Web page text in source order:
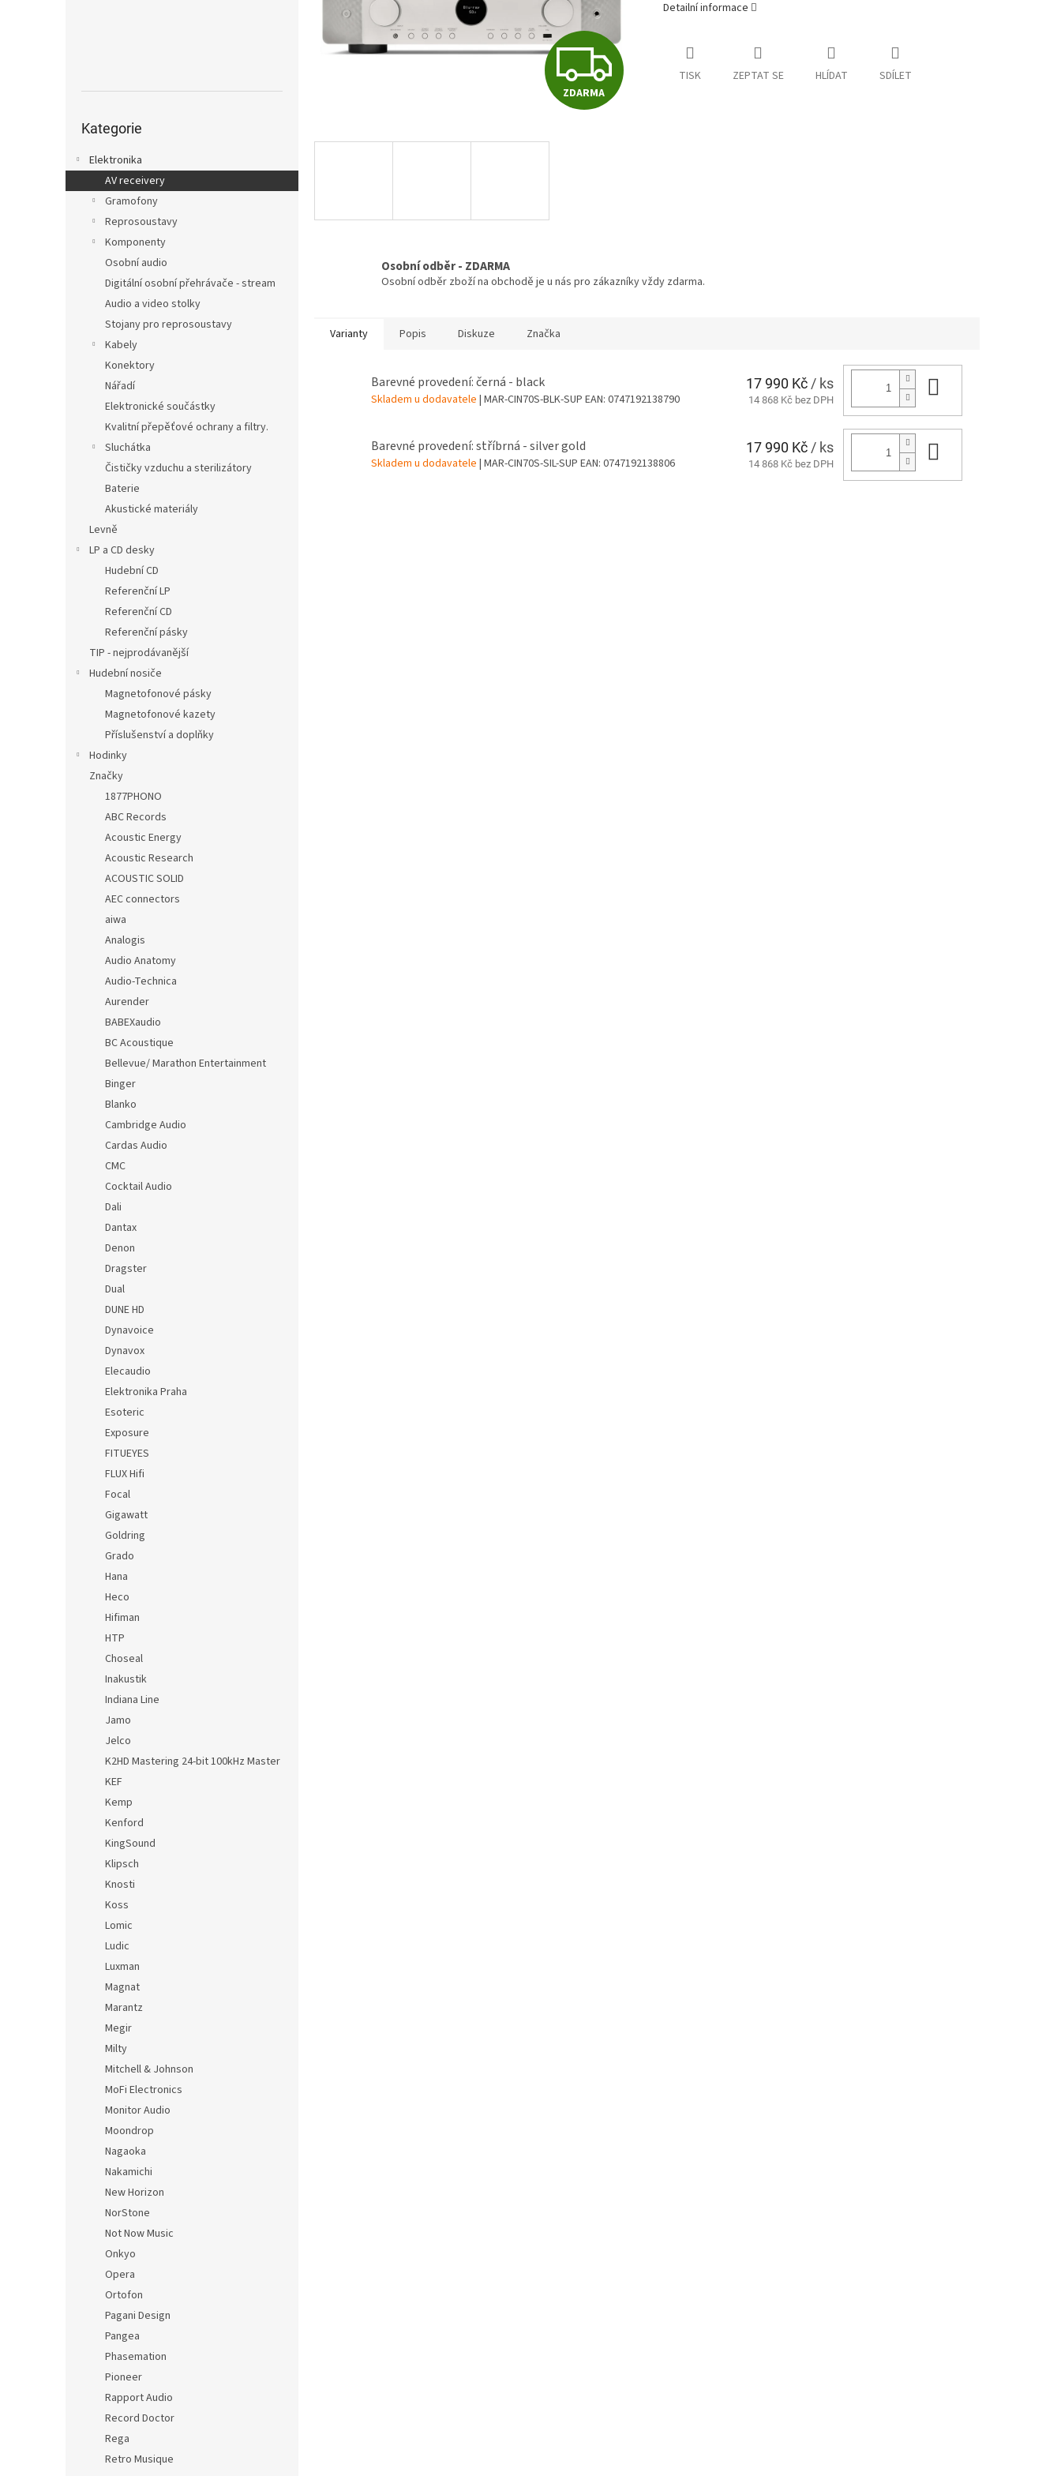
kategorie
Kategorie
Elektronika
AV receivery
Gramofony
Reprosoustavy
Komponenty
Osobní audio
Digitální osobní přehrávače - stream
Audio a video stolky
Stojany pro reprosoustavy
Kabely
Konektory
Nářadí
Elektronické součástky
Kvalitní přepěťové ochrany a filtry.
Sluchátka
Čističky vzduchu a sterilizátory
Baterie
Akustické materiály
Levně
LP a CD desky
Hudební CD
Referenční LP
Referenční CD
Referenční pásky
TIP - nejprodávanější
Hudební nosiče
Magnetofonové pásky
Magnetofonové kazety
Příslušenství a doplňky
Hodinky
Značky
1877PHONO
ABC Records
Acoustic Energy
Acoustic Research
ACOUSTIC SOLID
AEC connectors
aiwa
Analogis
Audio Anatomy
Audio-Technica
Aurender
BABEXaudio
BC Acoustique
Bellevue/ Marathon Entertainment
Binger
Blanko
Cambridge Audio
Cardas Audio
CMC
Cocktail Audio
Dali
Dantax
Denon
Dragster
Dual
DUNE HD
Dynavoice
Dynavox
Elecaudio
Elektronika Praha
Esoteric
Exposure
FITUEYES
FLUX Hifi
Focal
Gigawatt
Goldring
Grado
Hana
Heco
Hifiman
HTP
Choseal
Inakustik
Indiana Line
Jamo
Jelco
K2HD Mastering 24-bit 100kHz Master
KEF
Kemp
Kenford
KingSound
Klipsch
Knosti
Koss
Lomic
Ludic
Luxman
Magnat
Marantz
Megir
Milty
Mitchell & Johnson
MoFi Electronics
Monitor Audio
Moondrop
Nagaoka
Nakamichi
New Horizon
NorStone
Not Now Music
Onkyo
Opera
Ortofon
Pagani Design
Pangea
Phasemation
Pioneer
Rapport Audio
Record Doctor
Rega
Retro Musique
Z
D
M
ZDARMA
Detailní informace
TISK ZEPTAT SE HLÍDAT SDÍLET
Osobní odběr - ZDARMA
Osobní odběr zboží na obchodě je u nás pro zákazníky vždy zdarma.
Varianty Popis Diskuze Značka
Barevné provedení: černá - black
Skladem u dodavatele | MAR-CIN70S-BLK-SUP EAN: 0747192138790
17 990 Kč / ks
14 868 Kč bez DPH
Barevné provedení: stříbrná - silver gold
Skladem u dodavatele | MAR-CIN70S-SIL-SUP EAN: 0747192138806
17 990 Kč/ ks
14 868 Kč bez DPH